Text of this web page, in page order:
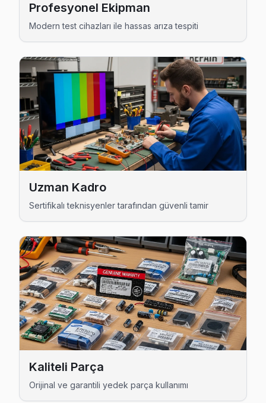
Ziya Gökalp'de Beko TV ekran değişimi gerekebilir mi?
Beko Servis Merkezi →
Başakşehir Beko TV Servis Hizmet Bölgesi
Başakşehir bölgesine kapıya gelen Beko TV tamir servisi
Beko Uzman Teknisyen Ekibi — Başakşehir
Emre K. — Beko Servis Uzmanı
Profesyonel Ekipman
Modern test cihazları ile hassas arıza tespiti
Uzman Kadro
Sertifikalı teknisyenler tarafından güvenli tamir
Kaliteli Parça
Orijinal ve garantili yedek parça kullanımı